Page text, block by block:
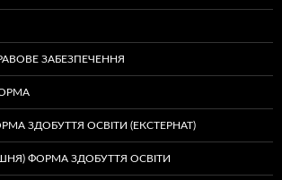
ЗАБЕЗПЕЧЕННЯ
ЗДОБУТТЯ ОСВІТИ (ЕКСТЕРНАТ)
ФОРМА ЗДОБУТТЯ ОСВІТИ